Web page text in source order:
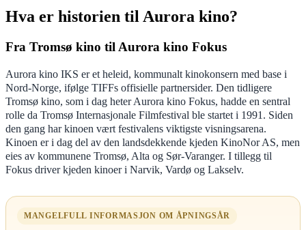
Hva er historien til Aurora kino?
Fra Tromsø kino til Aurora kino Fokus
Aurora kino IKS er et heleid, kommunalt kinokonsern med base i
Nord-Norge, ifølge TIFFs offisielle partnersider. Den tidligere
Tromsø kino, som i dag heter Aurora kino Fokus, hadde en sentral
rolle da Tromsø Internasjonale Filmfestival ble startet i 1991. Siden
den gang har kinoen vært festivalens viktigste visningsarena.
Kinoen er i dag del av den landsdekkende kjeden KinoNor AS, men
eies av kommunene Tromsø, Alta og Sør-Varanger. I tillegg til
Fokus driver kjeden kinoer i Narvik, Vardø og Lakselv.
MANGELFULL INFORMASJON OM ÅPNINGSÅR